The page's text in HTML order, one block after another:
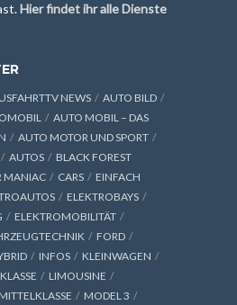
Hier findet ihr alle Dienste
NEWS
AUTO BILD
AUTO MOBIL – DAS
AUTO MOTOR UND SPORT
AUTOS
BLACK FOREST
MANIAC CARS
EINFACH
ELEKTROBAYS
ELEKTROMOBILITÄT
FORD
INFOS
KLEINWAGEN
LIMOUSINE
MITTELKLASSE
MODEL 3